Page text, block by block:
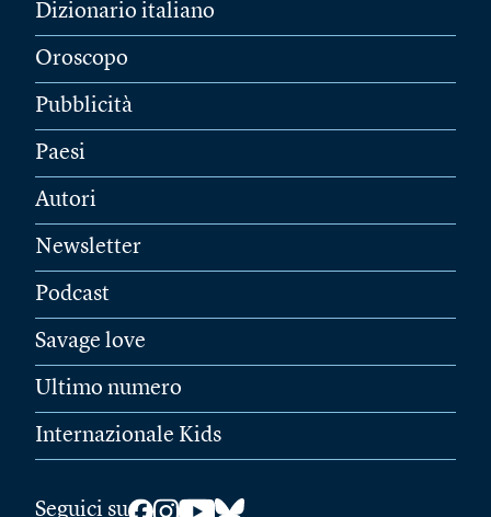
Dizionario italiano
Oroscopo
Pubblicità
Paesi
Autori
Newsletter
Podcast
Savage love
Ultimo numero
Internazionale Kids
Seguici su